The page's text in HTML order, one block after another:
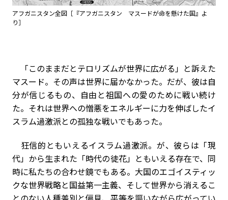
アフガニスタン全図［『アフガニスタン マスードが命を懸けた国』よ
り］
「このままだとテロリズムが世界に広がる」と訴えた
マスード。その声は世界に届かなかった。だが、彼は自
分が信じるもの、自由と祖国への愛のために戦い続け
た。それは世界への憎悪をエネルギーに力を伸ばしたイ
スラム過激派との孤独な戦いでもあった。
狂信的ともいえるイスラム過激派。が、彼らは「現
代」から生まれた「時代の徒花」ともいえる存在で、同
時に私たちの合わせ鏡でもある。大国のエゴイスティッ
クな世界戦略と国益第一主義、そして世界から消えるこ